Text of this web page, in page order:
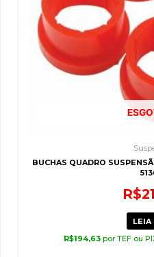
BUCHAS QUADRO
R$
LEIA
R$194,63 por TEF ou